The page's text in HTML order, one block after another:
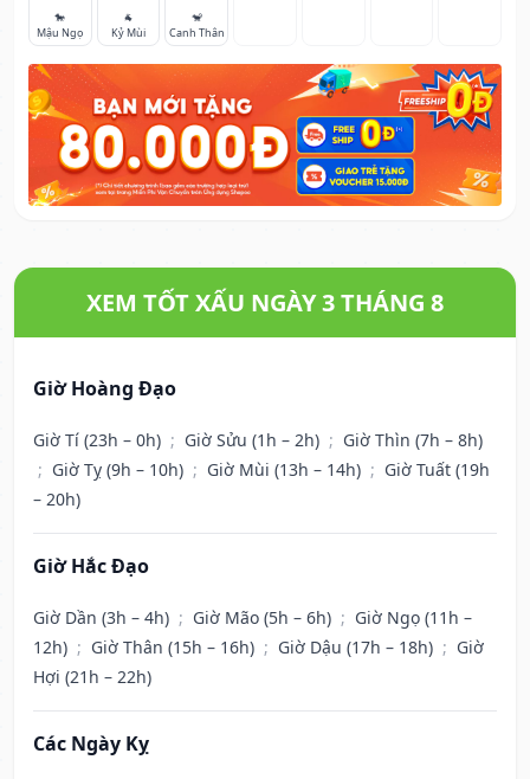
🐎
Mậu Ngọ
🐐
Kỷ Mùi
🐒
Canh Thân
XEM TỐT XẤU NGÀY 3 THÁNG 8
Giờ Hoàng Đạo
Giờ Tí (23h – 0h) ; Giờ Sửu (1h – 2h) ; Giờ Thìn (7h – 8h)
; Giờ Tỵ (9h – 10h) ; Giờ Mùi (13h – 14h) ; Giờ Tuất (19h
– 20h)
Giờ Hắc Đạo
Giờ Dần (3h – 4h) ; Giờ Mão (5h – 6h) ; Giờ Ngọ (11h –
12h) ; Giờ Thân (15h – 16h) ; Giờ Dậu (17h – 18h) ; Giờ
Hợi (21h – 22h)
Các Ngày Kỵ